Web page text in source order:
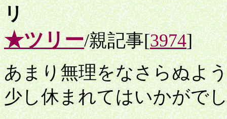
リ
★ツリー/親記事[3974]
あまり無理をなさらぬよ
少し休まれてはいかがで